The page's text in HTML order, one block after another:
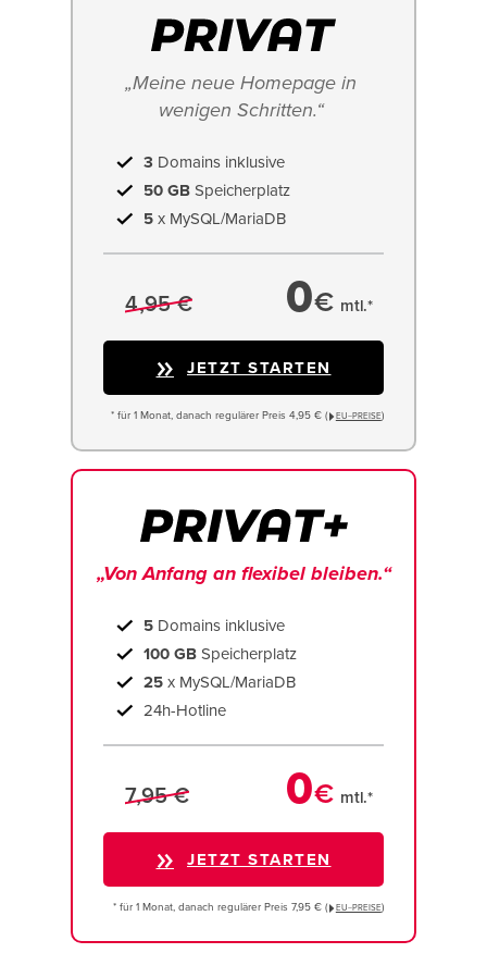
„Meine neue Homepage in
wenigen Schritten.“
3 Domains inklusive
50 GB Speicherplatz
5 x MySQL/MariaDB
4,95 € 0€ mtl.*
JETZT STARTEN
* für 1 Monat, danach regulärer Preis 4,95 € ( EU−PREISE)
„Von Anfang an flexibel bleiben.“
5 Domains inklusive
100 GB Speicherplatz
25 x MySQL/MariaDB
24h-Hotline
7,95 € 0€ mtl.*
JETZT STARTEN
* für 1 Monat, danach regulärer Preis 7,95 € ( EU−PREISE)